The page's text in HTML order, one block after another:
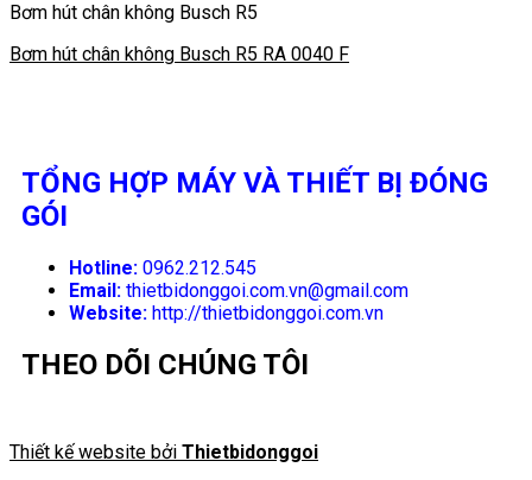
Bơm hút chân không Busch R5
Bơm hút chân không Busch R5 RA 0040 F
TỔNG HỢP MÁY VÀ THIẾT BỊ ĐÓNG
GÓI
Hotline: 0962.212.545
Email: thietbidonggoi.com.vn@gmail.com
Website: http://thietbidonggoi.com.vn
THEO DÕI CHÚNG TÔI
Thiết kế website bởi Thietbidonggoi